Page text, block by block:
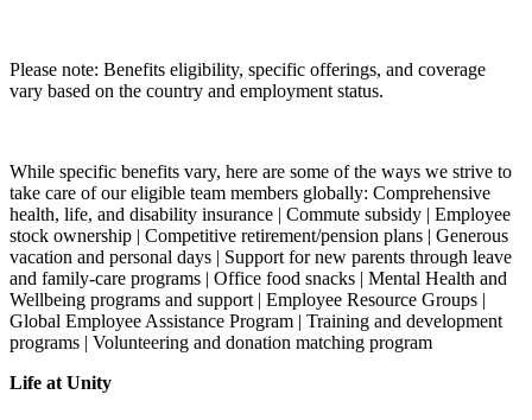
Please note: Benefits eligibility, specific offerings, and coverage
vary based on the country and employment status.
While specific benefits vary, here are some of the ways we strive to
take care of our eligible team members globally: Comprehensive
health, life, and disability insurance | Commute subsidy | Employee
stock ownership | Competitive retirement/pension plans | Generous
vacation and personal days | Support for new parents through leave
and family-care programs | Office food snacks | Mental Health and
Wellbeing programs and support | Employee Resource Groups |
Global Employee Assistance Program | Training and development
programs | Volunteering and donation matching program
Life at Unity